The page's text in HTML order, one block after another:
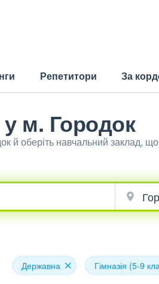
Репетитори За
у м. Городок
й оберіть навчальний заклад,
Державна Гімназія (5-9